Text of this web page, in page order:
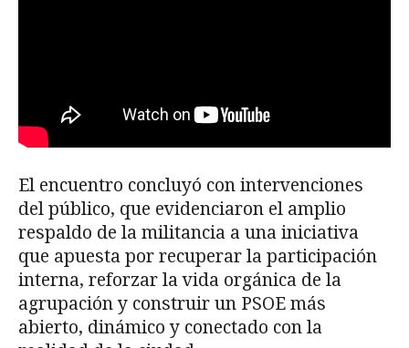
El encuentro concluyó con intervenciones
del público, que evidenciaron el amplio
respaldo de la militancia a una iniciativa
que apuesta por recuperar la participación
interna, reforzar la vida orgánica de la
agrupación y construir un PSOE más
abierto, dinámico y conectado con la